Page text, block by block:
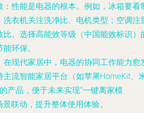
：性能是电器的根本。例如，冰箱要看
洗衣机关注洗净比、电机类型；空调注
比。选择高能效等级（中国能效标识）
环保。
在现代家居中，电器的协同工作能力愈
主流智能家居平台（如苹果HomeKit、
产品，便于未来实现“一键离家模
景联动，提升整体使用体验。